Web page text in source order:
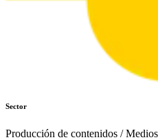
Sector
Producción de contenidos / Medios